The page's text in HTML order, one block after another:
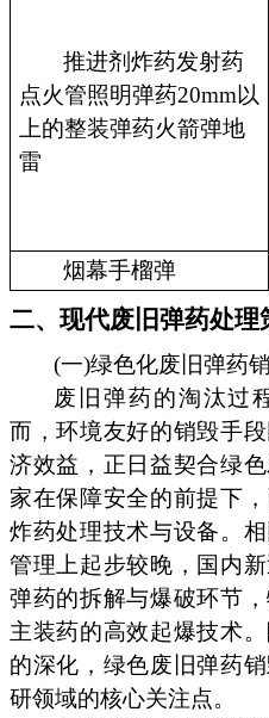
推进剂炸药发射药
点火管照明弹药20mm以
上的整装弹药火箭弹地
雷
烟幕手榴弹
二、现代废旧弹药处理
(一)绿色化废旧弹药
废旧弹药的淘汰过
而，环境友好的销毁手
济效益，正日益契合绿
家在保障安全的前提下
炸药处理技术与设备。
管理上起步较晚，国内
弹药的拆解与爆破环节
主装药的高效起爆技术
的深化，绿色废旧弹药
研领域的核心关注点。